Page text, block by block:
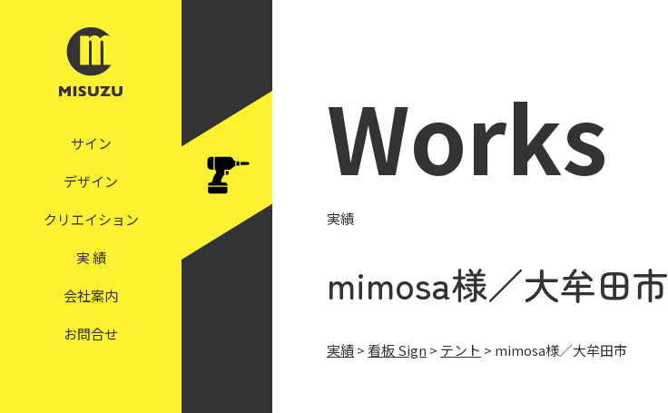
サイン
デザイン
クリエイション
実 績
会社案内
お問合せ
Works
実績
mimosa様／大牟田市
実績>看板 Sign > テント > mimosa様／大牟田市